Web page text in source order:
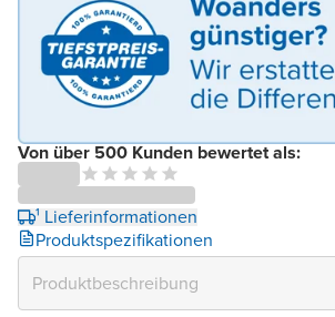
Von über 500 Kunden bewertet als:
¹ Lieferinformationen
Produktspezifikationen